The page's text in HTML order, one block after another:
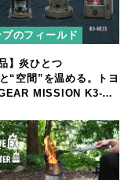
プのフィールド
】炎ひとつ
“空間”を温める。トヨ
MISSION K3-